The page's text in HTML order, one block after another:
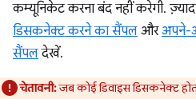
कम्यूनिकेट करना बंद नहीं करेगी.
डिसकनेक्ट करने का सैंपल औरअपने-
सैंपलदेखें.
चेतावनी:जब कोई डिवाइस डिसकनेक्ट